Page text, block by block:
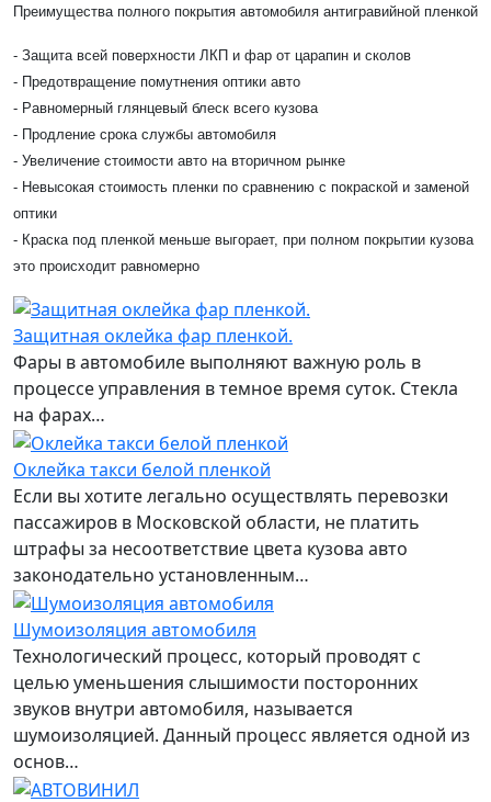
Преимущества полного покрытия автомобиля антигравийной пленкой
- Защита всей поверхности ЛКП и фар от царапин и сколов
- Предотвращение помутнения оптики авто
- Равномерный глянцевый блеск всего кузова
- Продление срока службы автомобиля
- Увеличение стоимости авто на вторичном рынке
- Невысокая стоимость пленки по сравнению с покраской и заменой
оптики
- Краска под пленкой меньше выгорает, при полном покрытии кузова
это происходит равномерно
Защитная оклейка фар пленкой.
Фары в автомобиле выполняют важную роль в
процессе управления в темное время суток. Стекла
на фарах…
Оклейка такси белой пленкой
Если вы хотите легально осуществлять перевозки
пассажиров в Московской области, не платить
штрафы за несоответствие цвета кузова авто
законодательно установленным…
Шумоизоляция автомобиля
Технологический процесс, который проводят с
целью уменьшения слышимости посторонних
звуков внутри автомобиля, называется
шумоизоляцией. Данный процесс является одной из
основ…